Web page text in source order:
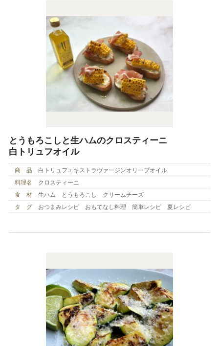
とうもろこしと生ハムのクロスティーニ
白トリュフオイル
商 品
白トリュフエキストラヴァージンオリーブオイル
料理名
クロスティーニ
食 材
生ハム とうもろこし クリームチーズ
タ グ
おつまみレシピ おもてなし料理 簡単レシピ 夏レシピ